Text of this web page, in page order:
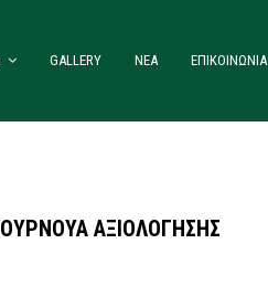
GALLERY ΝΈΑ ΕΠΙΚΟΙΝΩΝΙΑ
ΑΞΙΟΛΟΓΗΣΗΣ